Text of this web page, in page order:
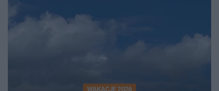
WAKACJE 2026